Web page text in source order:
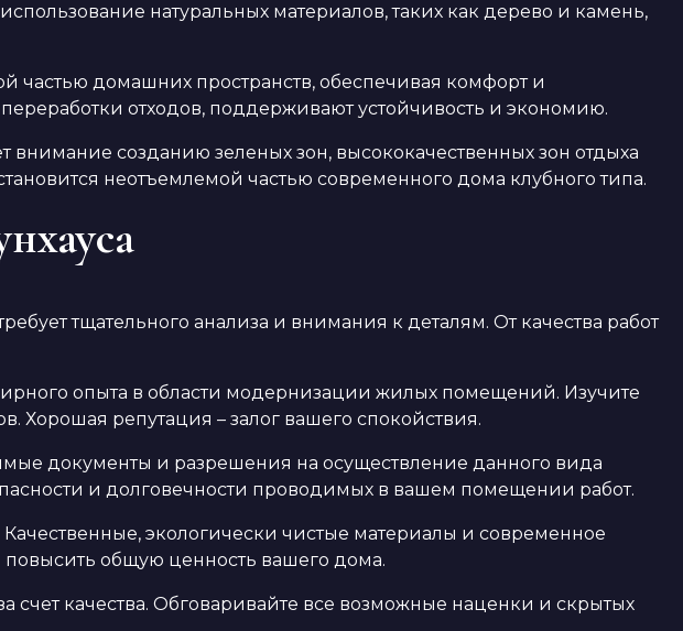
натуральных материалов, таких как дерево и камень,
частью домашних пространств, обеспечивая комфорт и
отходов, поддерживают устойчивость и экономию.
созданию зеленых зон, высококачественных зон отдыха
неотъемлемой частью современного дома клубного типа.
тщательного анализа и внимания к деталям. От качества работ
опыта в области модернизации жилых помещений. Изучите
репутация – залог вашего спокойствия.
документы и разрешения на осуществление данного вида
и долговечности проводимых в вашем помещении работ.
экологически чистые материалы и современное
повысить общую ценность вашего дома.
счет качества. Обговаривайте все возможные наценки и скрытых